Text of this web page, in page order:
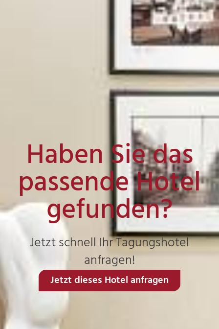
Haben Sie das
passende Hotel
gefunden?
Jetzt schnell Ihr Tagungshotel
anfragen!
Jetzt dieses Hotel anfragen